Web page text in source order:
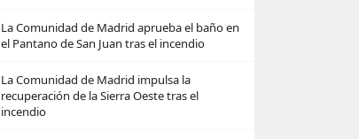
La Comunidad de Madrid aprueba el baño en
el Pantano de San Juan tras el incendio
La Comunidad de Madrid impulsa la
recuperación de la Sierra Oeste tras el
incendio